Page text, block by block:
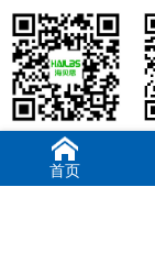
扫码访问网站
首页